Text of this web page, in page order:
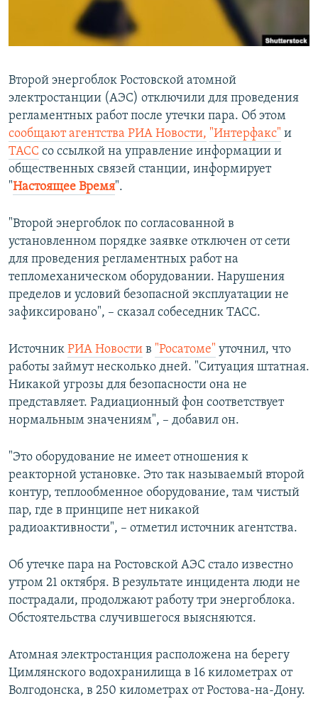
ПОБЕДИТЕЛЕЙ НЕ СУДЯТ?
КРЫМ.НЕПОКОРЕННЫЙ
УКРАИНСКАЯ ПРОБЛЕМА КРЫМА
ПРИСОЕДИНЯЙТЕСЬ!
Все сайты RFE/RL
Второй энергоблок Ростовской атомной
электростанции (АЭС) отключили для проведения
регламентных работ после утечки пара. Об этом
сообщают агентства РИА Новости, "Интерфакс" и
ТАСС со ссылкой на управление информации и
общественных связей станции, информирует
"Настоящее Время".
"Второй энергоблок по согласованной в
установленном порядке заявке отключен от сети
для проведения регламентных работ на
тепломеханическом оборудовании. Нарушения
пределов и условий безопасной эксплуатации не
зафиксировано", – сказал собеседник ТАСС.
Источник РИА Новости в "Росатоме" уточнил, что
работы займут несколько дней. "Ситуация штатная.
Никакой угрозы для безопасности она не
представляет. Радиационный фон соответствует
нормальным значениям", – добавил он.
"Это оборудование не имеет отношения к
реакторной установке. Это так называемый второй
контур, теплообменное оборудование, там чистый
пар, где в принципе нет никакой
радиоактивности", – отметил источник агентства.
Об утечке пара на Ростовской АЭС стало известно
утром 21 октября. В результате инцидента люди не
пострадали, продолжают работу три энергоблока.
Обстоятельства случившегося выясняются.
Атомная электростанция расположена на берегу
Цимлянского водохранилища в 16 километрах от
Волгодонска, в 250 километрах от Ростова-на-Дону.